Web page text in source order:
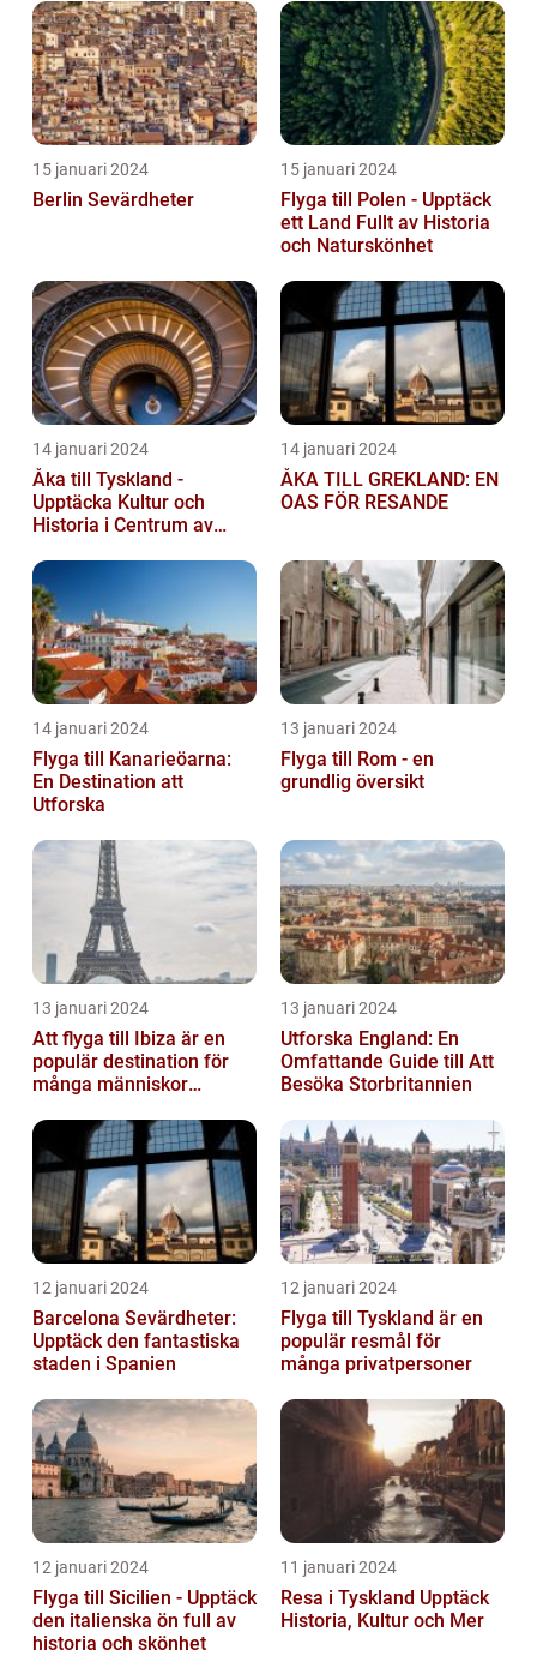
15 januari 2024
Berlin Sevärdheter
15 januari 2024
Flyga till Polen - Upptäck
ett Land Fullt av Historia
och Naturskönhet
14 januari 2024
Åka till Tyskland -
Upptäcka Kultur och
Historia i Centrum av
14 januari 2024
ÅKA TILL GREKLAND: EN
OAS FÖR RESANDE
14 januari 2024
Flyga till Kanarieöarna:
En Destination att
Utforska
13 januari 2024
Flyga till Rom - en
grundlig översikt
13 januari 2024
Att flyga till Ibiza är en
populär destination för
många människor
13 januari 2024
Utforska England: En
Omfattande Guide till Att
Besöka Storbritannien
12 januari 2024
Barcelona Sevärdheter:
Upptäck den fantastiska
staden i Spanien
12 januari 2024
Flyga till Tyskland är en
populär resmål för
många privatpersoner
12 januari 2024
Flyga till Sicilien - Upptäck
den italienska ön full av
historia och skönhet
11 januari 2024
Resa i Tyskland Upptäck
Historia, Kultur och Mer